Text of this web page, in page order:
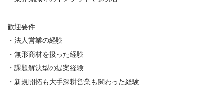
歓迎要件
・法人営業の経験
・無形商材を扱った経験
・課題解決型の提案経験
・新規開拓も大手深耕営業も関わった経験